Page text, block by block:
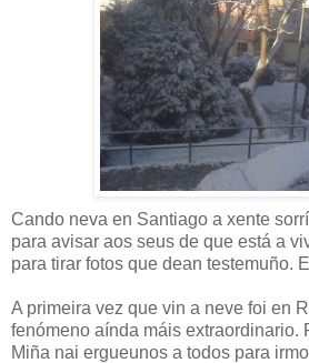
Cando neva en Santiago a xente
para avisar aos seus de que está a
para tirar fotos que dean testemuño.
A primeira vez que vin a neve foi en
fenómeno aínda máis extraordinario.
Miña nai ergueunos a todos para